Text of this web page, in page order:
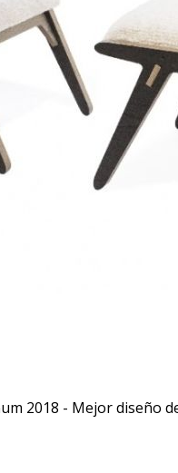
2018 - Mejor diseño